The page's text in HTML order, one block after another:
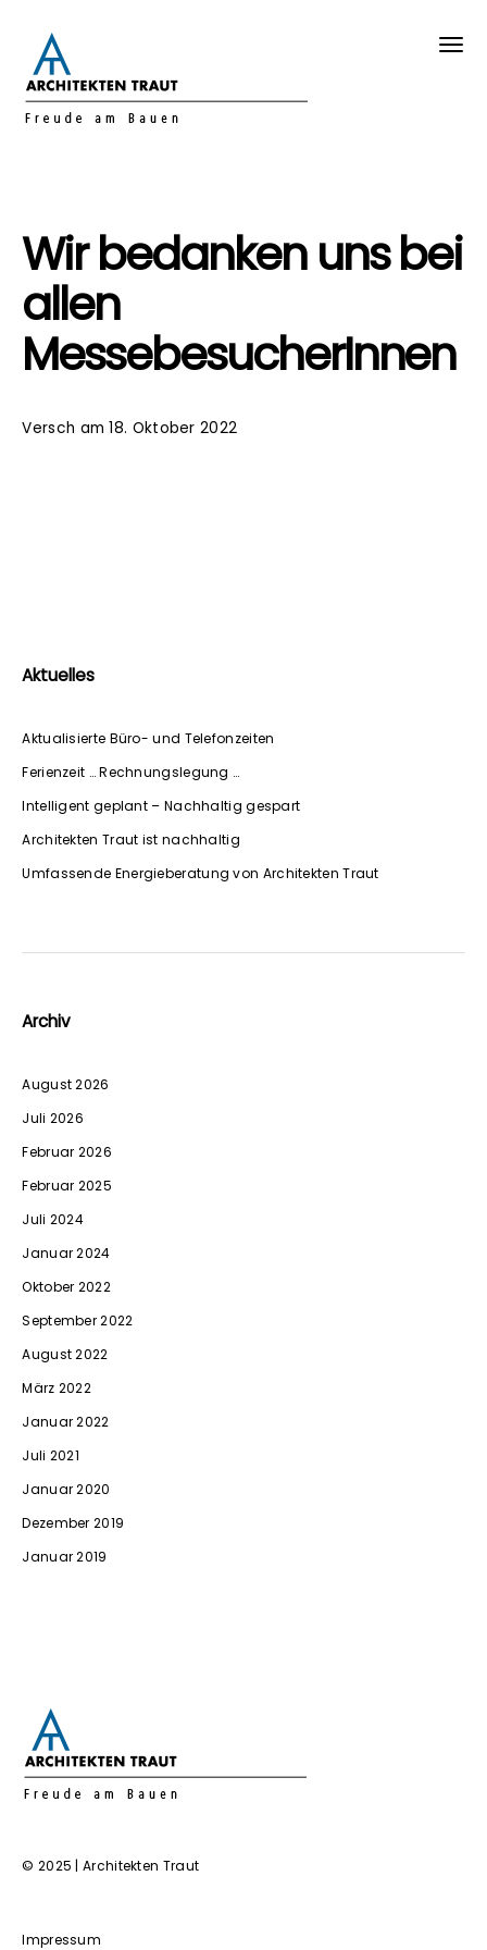
Wir bedanken uns bei
allen
MessebesucherInnen
Versch am 18. Oktober 2022
Aktuelles
Aktualisierte Büro- und Telefonzeiten
Ferienzeit … Rechnungslegung …
Intelligent geplant – Nachhaltig gespart
Architekten Traut ist nachhaltig
Umfassende Energieberatung von Architekten Traut
Archiv
August 2026
Juli 2026
Februar 2026
Februar 2025
Juli 2024
Januar 2024
Oktober 2022
September 2022
August 2022
März 2022
Januar 2022
Juli 2021
Januar 2020
Dezember 2019
Januar 2019
© 2025 | Architekten Traut
Impressum